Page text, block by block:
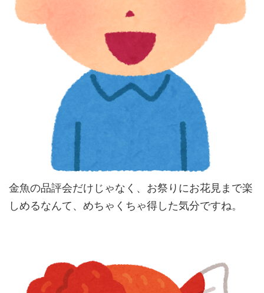
金魚の品評会だけじゃなく、お祭りにお花見まで楽
しめるなんて、めちゃくちゃ得した気分ですね。